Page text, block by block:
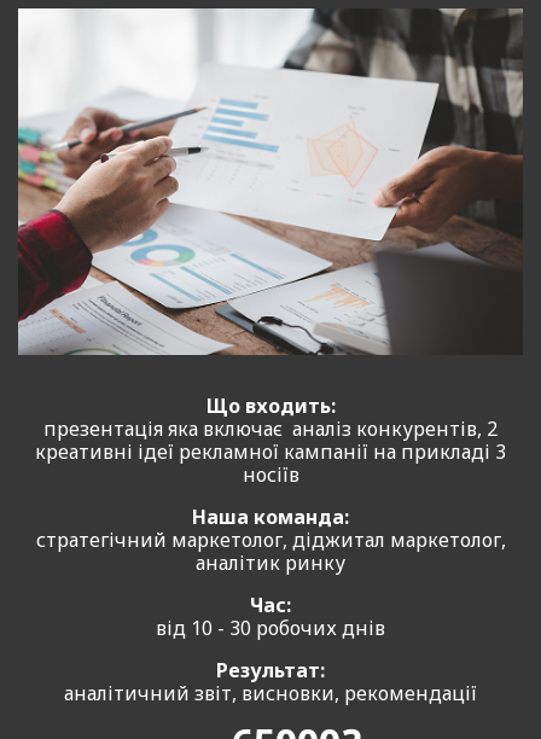
Що входить:
презентація яка включає аналіз конкурентів, 2
креативні ідеї рекламної кампанії на прикладі 3
носіїв
Наша команда:
стратегічний маркетолог, діджитал маркетолог,
аналітик ринку
Час:
від 10 - 30 робочих днів
Результат:
аналітичний звіт, висновки, рекомендації